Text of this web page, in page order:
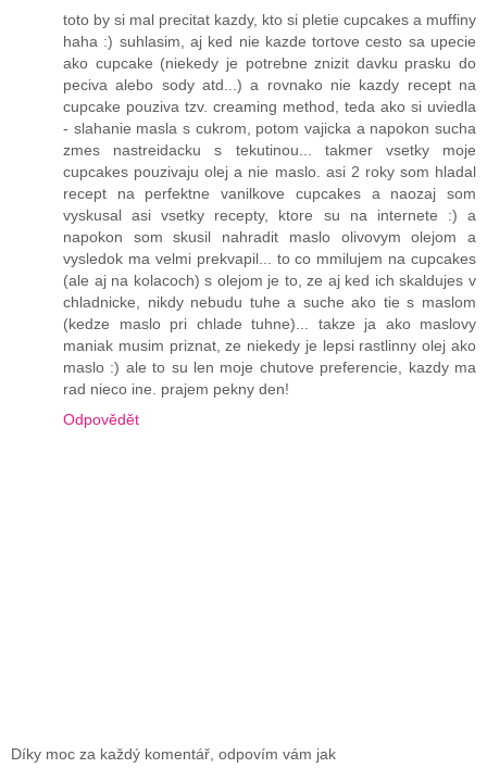
toto by si mal precitat kazdy, kto si pletie cupcakes a muffiny
haha :) suhlasim, aj ked nie kazde tortove cesto sa upecie
ako cupcake (niekedy je potrebne znizit davku prasku do
peciva alebo sody atd...) a rovnako nie kazdy recept na
cupcake pouziva tzv. creaming method, teda ako si uviedla
- slahanie masla s cukrom, potom vajicka a napokon sucha
zmes nastreidacku s tekutinou... takmer vsetky moje
cupcakes pouzivaju olej a nie maslo. asi 2 roky som hladal
recept na perfektne vanilkove cupcakes a naozaj som
vyskusal asi vsetky recepty, ktore su na internete :) a
napokon som skusil nahradit maslo olivovym olejom a
vysledok ma velmi prekvapil... to co mmilujem na cupcakes
(ale aj na kolacoch) s olejom je to, ze aj ked ich skaldujes v
chladnicke, nikdy nebudu tuhe a suche ako tie s maslom
(kedze maslo pri chlade tuhne)... takze ja ako maslovy
maniak musim priznat, ze niekedy je lepsi rastlinny olej ako
maslo :) ale to su len moje chutove preferencie, kazdy ma
rad nieco ine. prajem pekny den!
Odpovědět
Díky moc za každý komentář, odpovím vám jak